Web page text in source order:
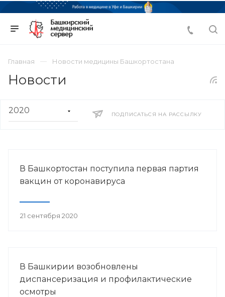
Главная Новости медицины Башкортостана
Новости
ПОДПИСАТЬСЯ НА РАССЫЛКУ
В Башкортостан поступила первая партия
вакцин от коронавируса
21 сентября 2020
В Башкирии возобновлены
диспансеризация и профилактические
осмотры